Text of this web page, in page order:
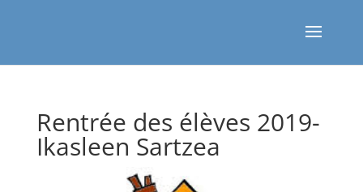
Rentrée des élèves 2019-
Ikasleen Sartzea